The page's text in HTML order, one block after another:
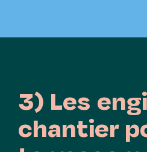
3) Les
chantier